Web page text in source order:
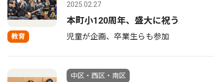
教育
2025.02.27
本町小120周年、盛大に祝う
児童が企画、卒業生らも参加
中区・西区・南区